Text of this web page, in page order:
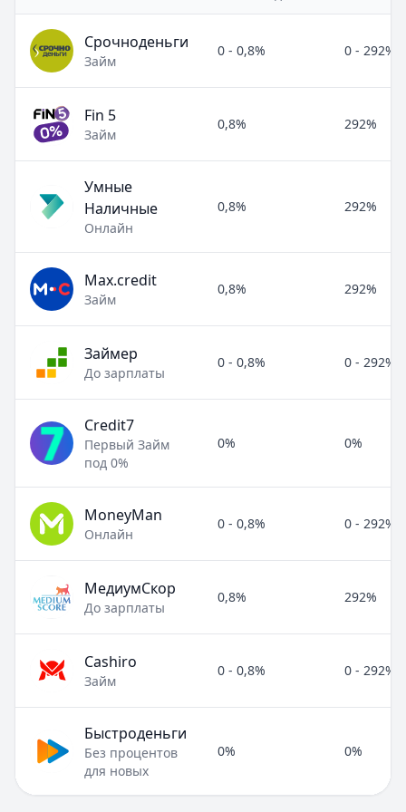
Срочноденьги
Займ
0 - 0,8% 0 - 292%
Fin 5
Займ
0,8% 292%
Умные
Наличные
Онлайн
0,8% 292%
Max.credit
Займ
0,8% 292%
Займер
До зарплаты
0 - 0,8% 0 - 292%
Credit7
Первый Займ
под 0%
0% 0%
MoneyMan
Онлайн
0 - 0,8% 0 - 292%
МедиумСкор
До зарплаты
0,8% 292%
Cashiro
Займ
0 - 0,8% 0 - 292%
Быстроденьги
Без процентов
для новых
0% 0%